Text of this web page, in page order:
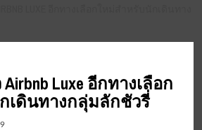
Luxe อีกทางเลือก
เดินทางกลุ่มลักชัวรี่